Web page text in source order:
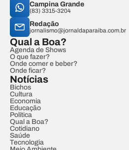
Campina Grande
(83) 3315-3204
Redação
jornalismo@jornaldaparaiba.com.br
Qual a Boa?
Agenda de Shows
O que fazer?
Onde comer e beber?
Onde ficar?
Notícias
Bichos
Cultura
Economia
Educação
Política
Qual a Boa?
Cotidiano
Saúde
Tecnologia